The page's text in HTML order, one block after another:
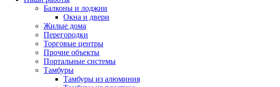
Балконы и лоджии
Окна и двери
Жилые дома
Перегородки
Торговые центры
Прочие объекты
Портальные системы
Тамбуры
Тамбуры из алюминия